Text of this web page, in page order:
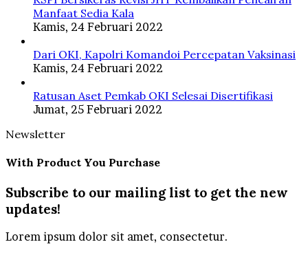
Manfaat Sedia Kala
Kamis, 24 Februari 2022
Dari OKI, Kapolri Komandoi Percepatan Vaksinasi
Kamis, 24 Februari 2022
Ratusan Aset Pemkab OKI Selesai Disertifikasi
Jumat, 25 Februari 2022
Newsletter
With Product You Purchase
Subscribe to our mailing list to get the new
updates!
Lorem ipsum dolor sit amet, consectetur.